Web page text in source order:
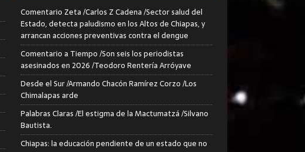
Comentario Zeta /Carlos Z Cadena /Sector salud del
Estado, detecta paludismo en los Altos de Chiapas, y
arrancan acciones preventivas contra el dengue
Comentario a Tiempo /Son seis los periodistas
asesinados en 2026 /Teodoro Rentería Arróyave
Desde el Sur /Armando Chacón Ramírez Corzo /Los
Chimalapas arde
Palabras Claras /El estigma de la Mactumatzá /Silvano
Bautista.
Chiapas: la educación pendiente de un estado que no